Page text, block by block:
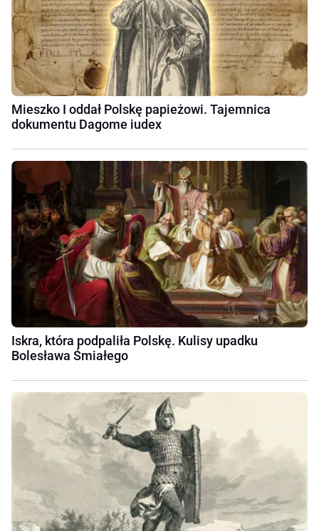
Mieszko I oddał Polskę papieżowi. Tajemnica
dokumentu Dagome iudex
Iskra, która podpaliła Polskę. Kulisy upadku
Bolesława Śmiałego